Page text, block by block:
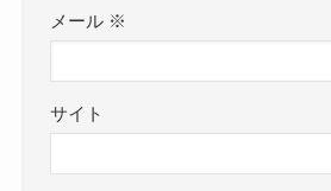
メール ※
サイト